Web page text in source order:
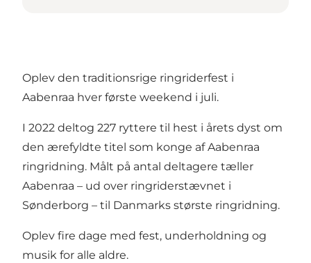
Oplev den traditionsrige ringriderfest i
Aabenraa hver første weekend i juli.
I 2022 deltog 227 ryttere til hest i årets dyst om
den ærefyldte titel som konge af Aabenraa
ringridning. Målt på antal deltagere tæller
Aabenraa – ud over ringriderstævnet i
Sønderborg – til Danmarks største ringridning.
Oplev fire dage med fest, underholdning og
musik for alle aldre.